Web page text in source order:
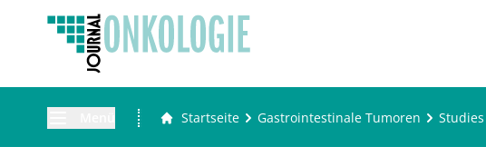
Startseite Gastrointestinale Tumoren